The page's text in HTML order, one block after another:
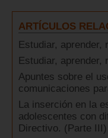
ARTÍCULOS
Estudiar, aprender,
Estudiar, aprender,
Apuntes sobre el
comunicaciones
La inserción en la
adolescentes con
Directivo. (Parte III)